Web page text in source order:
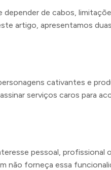
de cabos,
artigo, apresentamos
cativantes e
serviços caros para
pessoal, profissional
não forneça essa